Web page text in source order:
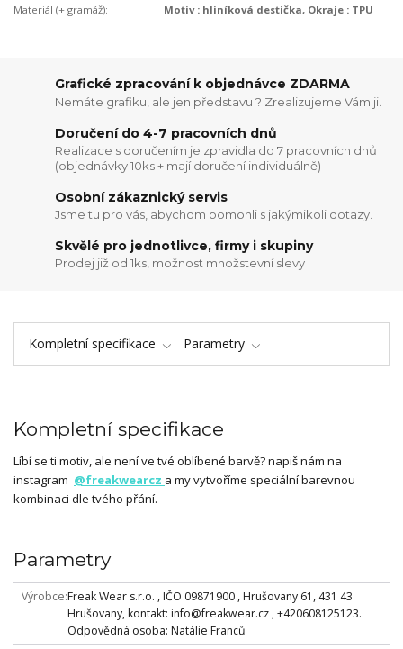
Materiál (+ gramáž):
Motiv : hliníková destička, Okraje : TPU
Grafické zpracování k objednávce ZDARMA
Nemáte grafiku, ale jen představu ? Zrealizujeme Vám ji.
Doručení do 4-7 pracovních dnů
Realizace s doručením je zpravidla do 7 pracovních dnů
(objednávky 10ks + mají doručení individuálně)
Osobní zákaznický servis
Jsme tu pro vás, abychom pomohli s jakýmikoli dotazy.
Skvělé pro jednotlivce, firmy i skupiny
Prodej již od 1ks, možnost množstevní slevy
Kompletní specifikace Parametry
Kompletní specifikace
Líbí se ti motiv, ale není ve tvé oblíbené barvě? napiš nám na
instagram @freakwearcz a my vytvoříme speciální barevnou
kombinaci dle tvého přání.
Parametry
Výrobce Freak Wear s.r.o. , IČO 09871900 , Hrušovany 61, 431 43
Hrušovany, kontakt: info@freakwear.cz , +420608125123.
Odpovědná osoba: Natálie Franců